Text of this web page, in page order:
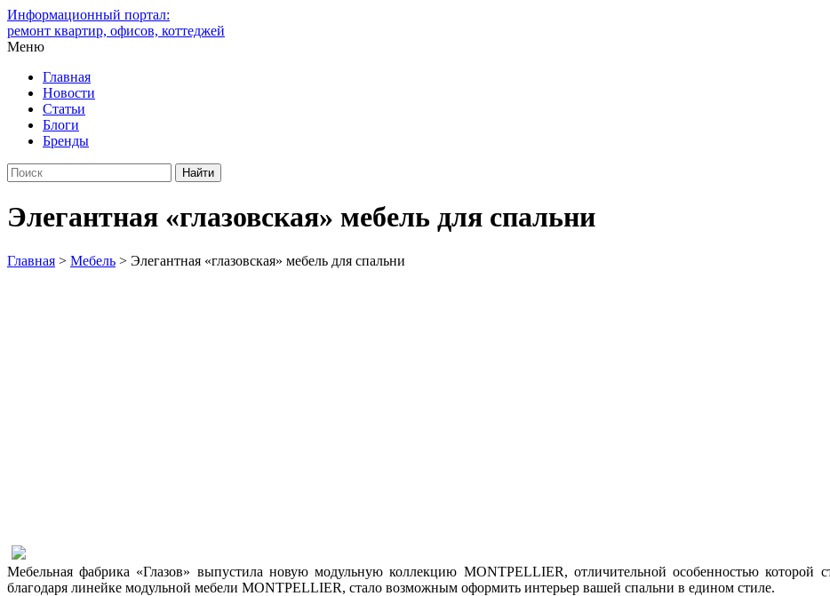
Информационный портал:
ремонт квартир, офисов, коттеджей
Меню
Главная
Новости
Статьи
Блоги
Бренды
Элегантная «глазовская» мебель для спальни
Главная > Мебель > Элегантная «глазовская» мебель для спальни
Мебельная фабрика «Глазов» выпустила новую модульную коллекцию MONTPELLIER, отличительной особенностью
благодаря линейке модульной мебели MONTPELLIER, стало возможным оформить интерьер вашей спальни в едином стиле.